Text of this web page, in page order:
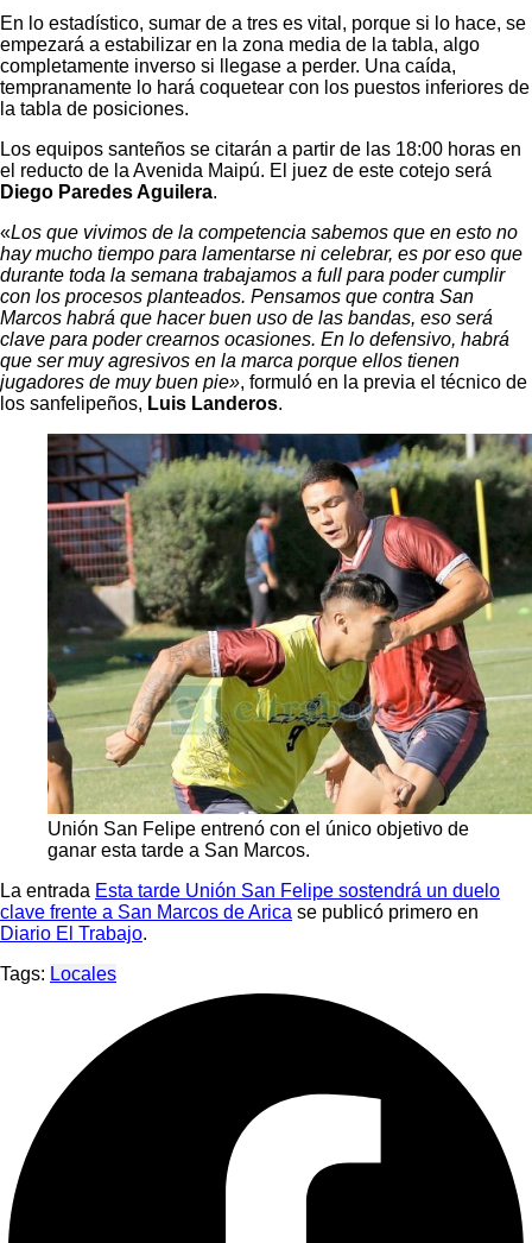
En lo estadístico, sumar de a tres es vital, porque si lo hace, se
empezará a estabilizar en la zona media de la tabla, algo
completamente inverso si llegase a perder. Una caída,
tempranamente lo hará coquetear con los puestos inferiores de
la tabla de posiciones.
Los equipos santeños se citarán a partir de las 18:00 horas en
el reducto de la Avenida Maipú. El juez de este cotejo será
Diego Paredes Aguilera.
«Los que vivimos de la competencia sabemos que en esto no
hay mucho tiempo para lamentarse ni celebrar, es por eso que
durante toda la semana trabajamos a full para poder cumplir
con los procesos planteados. Pensamos que contra San
Marcos habrá que hacer buen uso de las bandas, eso será
clave para poder crearnos ocasiones. En lo defensivo, habrá
que ser muy agresivos en la marca porque ellos tienen
jugadores de muy buen pie», formuló en la previa el técnico de
los sanfelipeños, Luis Landeros.
Unión San Felipe entrenó con el único objetivo de
ganar esta tarde a San Marcos.
La entrada Esta tarde Unión San Felipe sostendrá un duelo
clave frente a San Marcos de Arica se publicó primero en
Diario El Trabajo.
Tags: Locales